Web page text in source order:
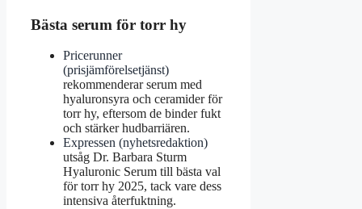
Bästa serum för torr hy
Pricerunner
(prisjämförelsetjänst)
rekommenderar serum med
hyaluronsyra och ceramider för
torr hy, eftersom de binder fukt
och stärker hudbarriären.
Expressen (nyhetsredaktion)
utsåg Dr. Barbara Sturm
Hyaluronic Serum till bästa val
för torr hy 2025, tack vare dess
intensiva återfuktning.